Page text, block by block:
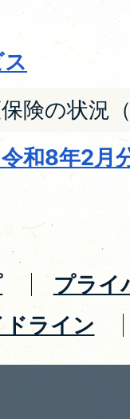
険の状況
和8年2月
プライ
ドライン